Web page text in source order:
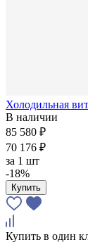
Холодильная
В наличии
85 580 ₽
70 176 ₽
за 1 шт
-18%
Купить
Купить в один